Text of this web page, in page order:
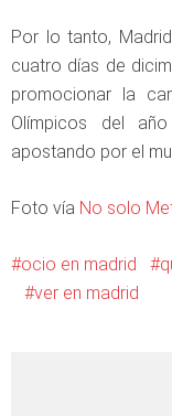
Por lo tanto,
cuatro días de
promocionar la
Olímpicos del
apostando por el
Foto vía No solo
ocio en madrid
ver en madrid